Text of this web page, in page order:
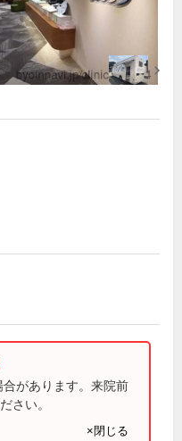
があります。来院前
さい。
×閉じる